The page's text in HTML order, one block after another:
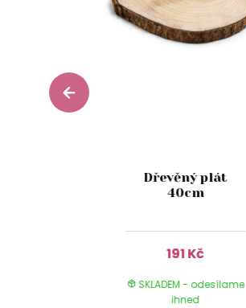
Dřevěný plát
40cm
191 Kč
SKLADEM - odesílame
ihned